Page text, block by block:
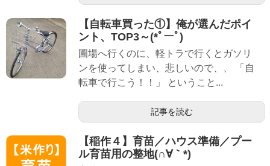
【自転車買った①】俺が選んだポイ
ント、TOP3～(*ﾟーﾟ)
圃場へ行くのに、軽トラで行くとガソリ
ンを使ってしまい、悲しいので、、 「自
転車で行こう！！」 ということ...
記事を読む
【稲作４】育苗／ハウス準備／プー
ル育苗用の整地(∩∀｀*)